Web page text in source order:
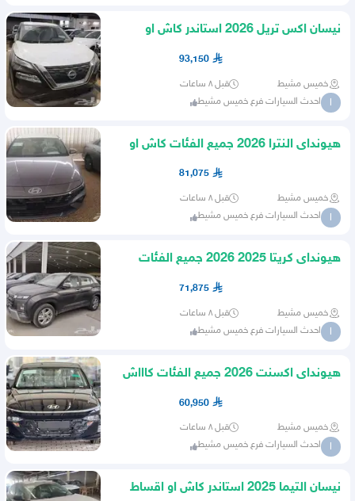
نيسان اكس تريل 2026 استاندر كاش او
93,150
خميس مشيط قبل ٨ ساعات
ا احدث السيارات فرع خميس مشيط
هيونداى النترا 2026 جميع الفئات كاش او
81,075
خميس مشيط قبل ٨ ساعات
ا احدث السيارات فرع خميس مشيط
هيونداى كريتا 2025 2026 جميع الفئات
71,875
خميس مشيط قبل ٨ ساعات
ا احدث السيارات فرع خميس مشيط
هيونداى اكسنت 2026 جميع الفئات كاااش
60,950
خميس مشيط قبل ٨ ساعات
ا احدث السيارات فرع خميس مشيط
نيسان التيما 2025 استاندر كاش او اقساط